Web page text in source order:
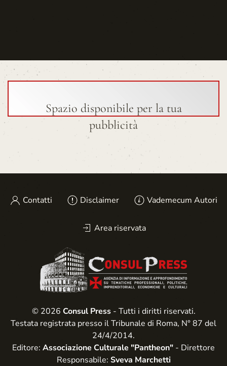
Spazio disponibile per la tua
pubblicità
Contatti Disclaimer Vademecum Autori
Area riservata
© 2026 Consul Press- Tutti i diritti riservati.
Testata registrata presso il Tribunale di Roma, N° 87 del
24/4/2014.
Editore: Associazione Culturale "Pantheon" - Direttore
Responsabile: Sveva Marchetti